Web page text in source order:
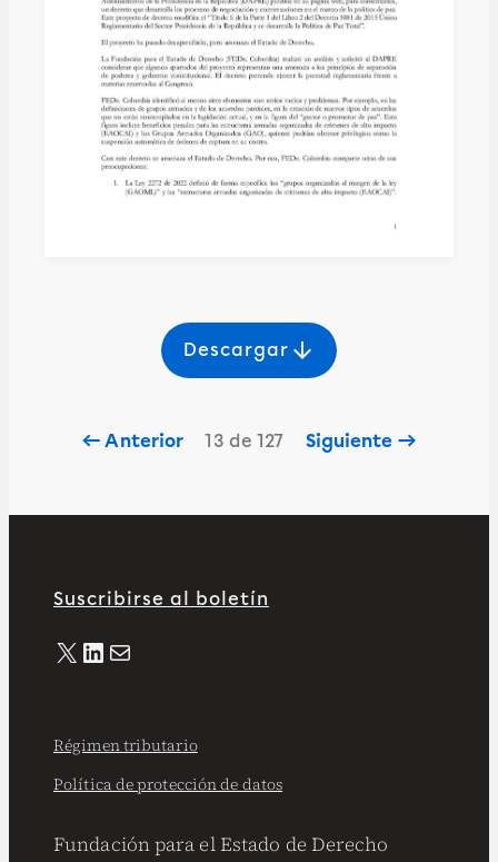
Descargar arrow_downward
← Anterior 13 de 127 Siguiente →
Suscribirse al boletín
X LinkedIn Correo electrónico
Fundación para el Estado de Derecho
Régimen tributario
Política de protección de datos